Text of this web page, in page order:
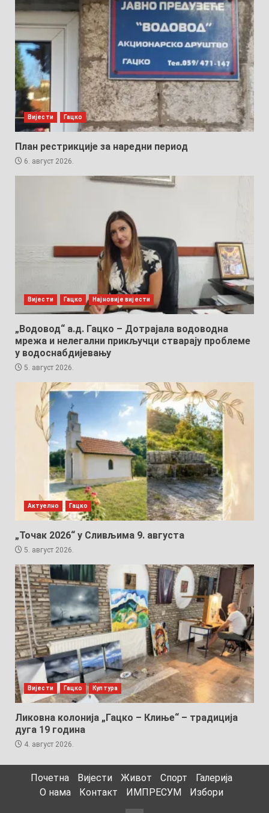
Вијести Гацко
План рестрикције за наредни период
6. август 2026.
Вијести Гацко Најновије вијести
„Водовод“ а.д. Гацко – Дотрајала водоводна
мрежа и нелегални прикључци стварају проблеме
у водоснабдијевању
5. август 2026.
Актуелно Гацко
„Точак 2026“ у Сливљима 9. августа
5. август 2026.
Вијести Гацко Култура
Ликовна колонија „Гацко – Клиње“ – традиција
дуга 19 година
4. август 2026.
Почетна Вијести Живот Спорт
Галерија
О нама
Контакт ИМПРЕСУМ Избори